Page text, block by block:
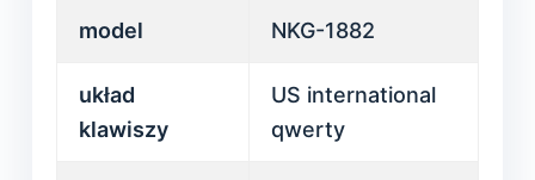
model NKG-1882
układ
klawiszy
US international
qwerty